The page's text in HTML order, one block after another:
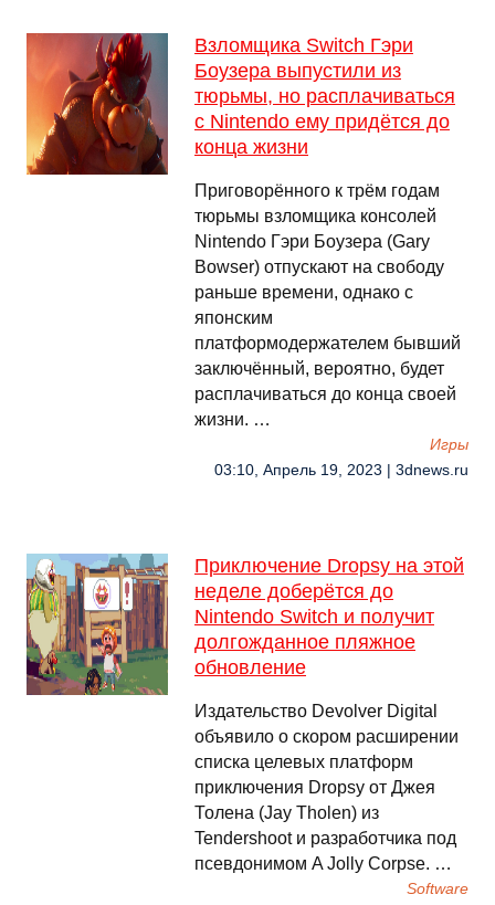
Взломщика Switch Гэри
Боузера выпустили из
тюрьмы, но расплачиваться
с Nintendo ему придётся до
конца жизни
Приговорённого к трём годам
тюрьмы взломщика консолей
Nintendo Гэри Боузера (Gary
Bowser) отпускают на свободу
раньше времени, однако с
японским
платформодержателем бывший
заключённый, вероятно, будет
расплачиваться до конца своей
жизни. …
Игры
03:10, Апрель 19, 2023 | 3dnews.ru
Приключение Dropsy на этой
неделе доберётся до
Nintendo Switch и получит
долгожданное пляжное
обновление
Издательство Devolver Digital
объявило о скором расширении
списка целевых платформ
приключения Dropsy от Джея
Толена (Jay Tholen) из
Tendershoot и разработчика под
псевдонимом A Jolly Corpse. …
Software